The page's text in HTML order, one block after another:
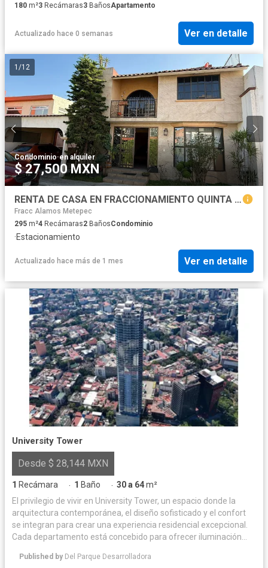
180 m²3 Recámaras3 BañosApartamento
Actualizado hace 0 semanas Ver en detalle
1 /12
Condominio·en alquiler
$ 27,500 MXN
RENTA DE CASA EN FRACCIONAMIENTO QUINTA DON MIGUEL EN SAN LORENZO METEPEC
Fracc Alamos Metepec
295 m²4 Recámaras2 BañosCondominio
·Estacionamiento
Actualizado hace más de 1 mes Ver en detalle
University Tower
Desde $ 28,144 MXN
1 Recámara · 1 Baño · 30 a 64m²
El privilegio de vivir en University Tower, un espacio donde la
arquitectura contemporánea, el diseño sofisticado y el confort
se integran para crear una experiencia residencial excepcional.
Cada departamento está concebido para ofrecer iluminación
perfecto entre elegancia y funcionalidad. Las amenidades han
Published by Del Parque Desarrolladora